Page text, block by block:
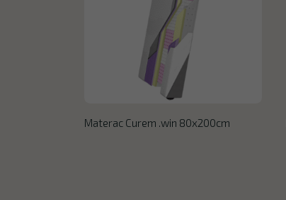
Materac Curem .win 80x200cm